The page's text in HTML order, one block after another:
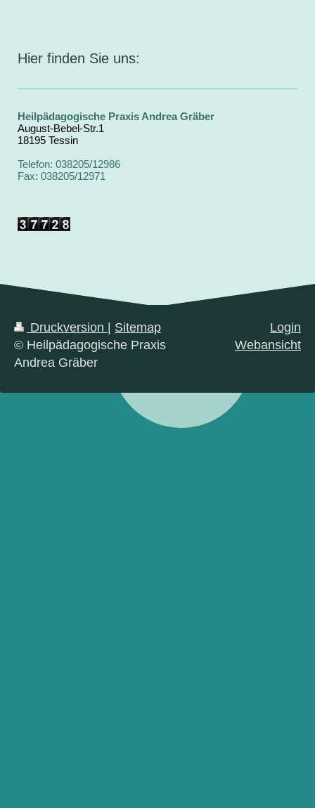
Hier finden Sie uns:
Heilpädagogische Praxis Andrea Gräber
August-Bebel-Str.1
18195 Tessin
Telefon: 038205/12986
Fax: 038205/12971
Druckversion
Sitemap
© Heilpädagogische Praxis
Andrea Gräber
Login
Webansicht